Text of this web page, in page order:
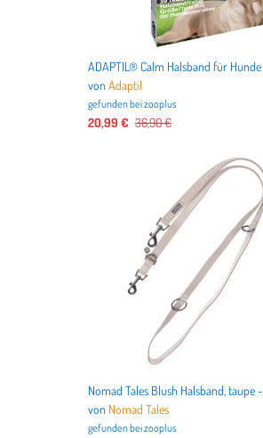
vonAdaptil
gefunden beizooplus
20,99 € 36,90 €
von Nomad Tales
gefunden beizooplus